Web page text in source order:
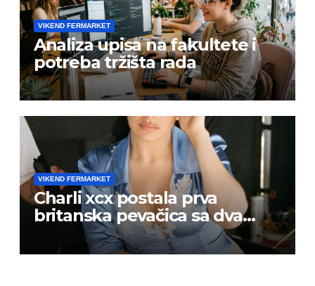
VIKEND FERMARKET
Analiza upisa na fakultete i
potreba tržišta rada
VIKEND FERMARKET
Charli xcx postala prva
britanska pevačica sa dva
albuma na prvom mestu u
istoj kalendarskoj godini